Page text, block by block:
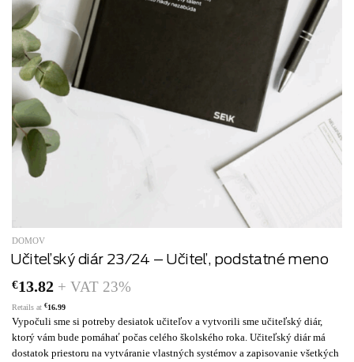
DOMOV
Učiteľský diár 23/24 – Učiteľ, podstatné meno
€13.82 + VAT 23%
Retails at €16.99
Vypočuli sme si potreby desiatok učiteľov a vytvorili sme učiteľský diár,
ktorý vám bude pomáhať počas celého školského roka. Učiteľský diár má
dostatok priestoru na vytváranie vlastných systémov a zapisovanie všetkých